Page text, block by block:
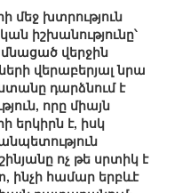
մեջ խտրություն
իշխանությունը՝
մնացած վերջին
վերաբերյալ նրա
դարձնում է
որը միայն
երկիրն է, իսկ
ոչ թե սրտիկ է
ինչի համար երբևէ